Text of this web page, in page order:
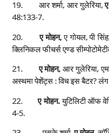
19. आर शर्मा, आर गुलेरिया,
48:133-7.
20.ए मोहन,ए गोयल, पी
क्लिनिकल फीचर्स एण्‍ड
21.ए मोहन,आर गुलेरिया,
अस्‍थमा पेशेंट्स : विच इस बैटर?
22.ए मोहन.युटिलिटी ऑफ
4-5.